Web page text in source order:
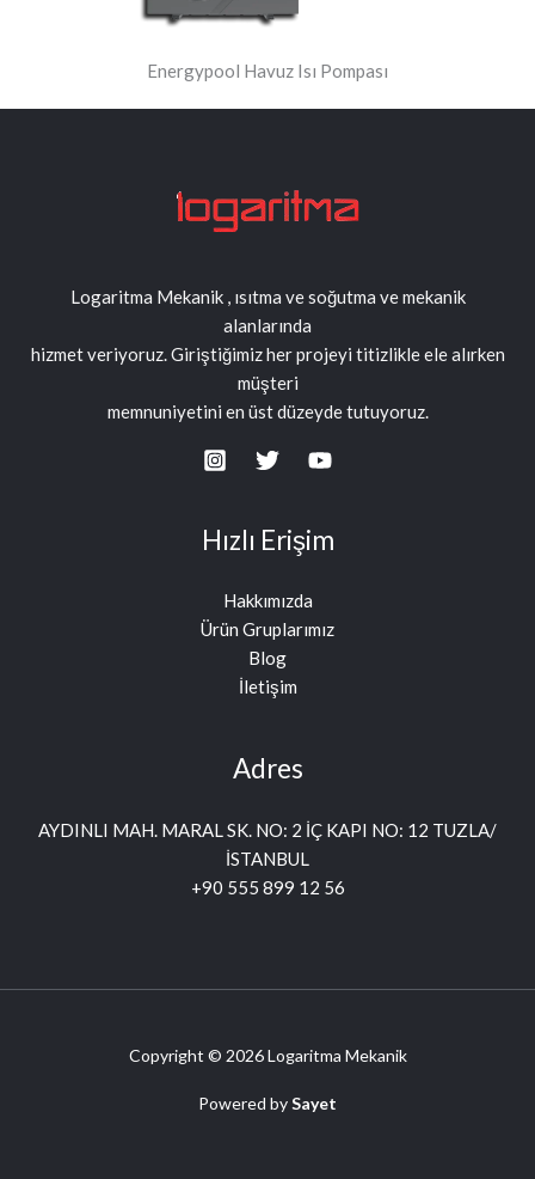
Energypool Havuz Isı Pompası
Logaritma Mekanik , ısıtma ve soğutma ve mekanik
alanlarında
hizmet veriyoruz. Giriştiğimiz her projeyi titizlikle ele alırken
müşteri
memnuniyetini en üst düzeyde tutuyoruz.
Hızlı Erişim
Hakkımızda
Ürün Gruplarımız
Blog
İletişim
Adres
AYDINLI MAH. MARAL SK. NO: 2 İÇ KAPI NO: 12 TUZLA/
İSTANBUL
+90 555 899 12 56
Copyright © 2026 Logaritma Mekanik
Powered bySayet